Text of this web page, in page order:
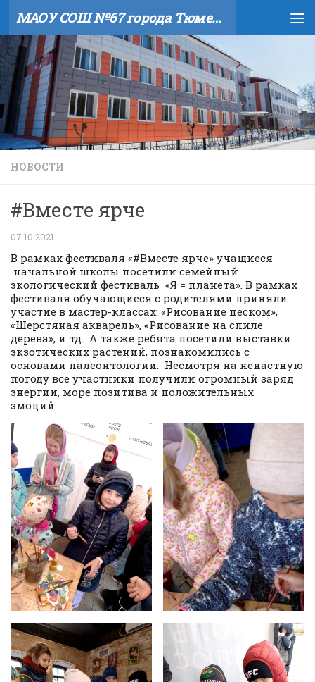
Skip to content МАОУ СОШ №67 города Тюмени
НОВОСТИ
#Вместе ярче
07.10.2021
В рамках фестиваля «#Вместе ярче» учащиеся
начальной школы посетили семейный
экологический фестиваль «Я = планета». В рамках
фестиваля обучающиеся с родителями приняли
участие в мастер-классах: «Рисование песком»,
«Шерстяная акварель», «Рисование на спиле
дерева», и тд. А также ребята посетили выставки
экзотических растений, познакомились с
основами палеонтологии. Несмотря на ненастную
погоду все участники получили огромный заряд
энергии, море позитива и положительных
эмоций.